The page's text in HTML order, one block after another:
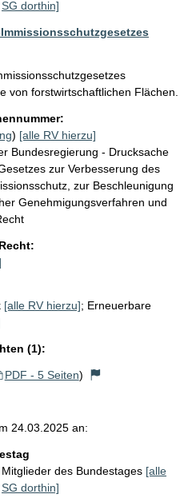
SG dorthin]
von forstwirtschaftlichen Flächen.
) [alle RV hierzu]
Bundesregierung - Drucksache
zur Verbesserung des
zur Beschleunigung
Genehmigungsverfahren und
[alle RV hierzu]; Erneuerbare
(1):
PDF - 5 Seiten)
24.03.2025 an:
Mitglieder des Bundestages [alle
SG dorthin]